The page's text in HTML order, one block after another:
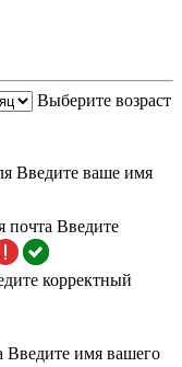
Выберите возраст
Введите ваше имя
почта Введите
корректный
Введите имя вашего